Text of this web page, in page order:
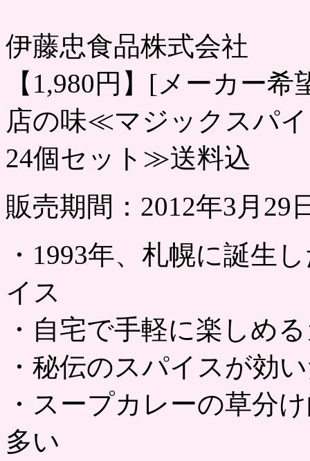
伊藤忠食品株式会社
【1,980円】[メーカー
店の味≪マジックスパ
24個セット≫送料込
販売期間：2012年3月29
・1993年、札幌に誕生
イス
・自宅で手軽に楽しめ
・秘伝のスパイスが効
・スープカレーの草分
多い